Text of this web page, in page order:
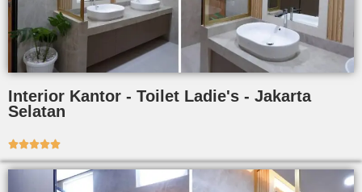
Interior Kantor - Toilet Ladie's - Jakarta
Selatan
